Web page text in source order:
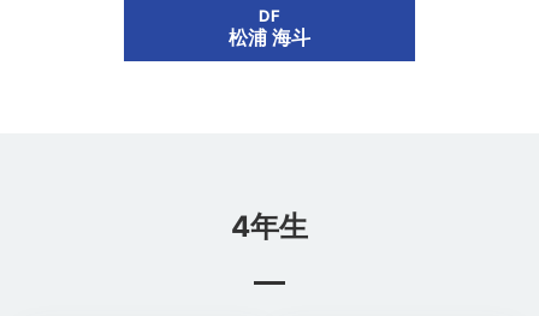
DF
松浦 海斗
4年生